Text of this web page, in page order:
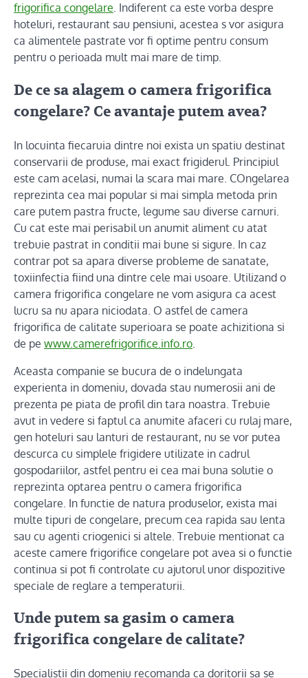
frigorifica congelare. Indiferent ca este vorba despre
hoteluri, restaurant sau pensiuni, acestea s vor asigura
ca alimentele pastrate vor fi optime pentru consum
pentru o perioada mult mai mare de timp.
De ce sa alagem o camera frigorifica
congelare? Ce avantaje putem avea?
In locuinta fiecaruia dintre noi exista un spatiu destinat
conservarii de produse, mai exact frigiderul. Principiul
este cam acelasi, numai la scara mai mare. COngelarea
reprezinta cea mai popular si mai simpla metoda prin
care putem pastra fructe, legume sau diverse carnuri.
Cu cat este mai perisabil un anumit aliment cu atat
trebuie pastrat in conditii mai bune si sigure. In caz
contrar pot sa apara diverse probleme de sanatate,
toxiinfectia fiind una dintre cele mai usoare. Utilizand o
camera frigorifica congelare ne vom asigura ca acest
lucru sa nu apara niciodata. O astfel de camera
frigorifica de calitate superioara se poate achizitiona si
de pe www.camerefrigorifice.info.ro
Aceasta companie se bucura de o indelungata
experienta in domeniu, dovada stau numerosii ani de
prezenta pe piata de profil din tara noastra. Trebuie
avut in vedere si faptul ca anumite afaceri cu rulaj mare,
gen hoteluri sau lanturi de restaurant, nu se vor putea
descurca cu simplele frigidere utilizate in cadrul
gospodariilor, astfel pentru ei cea mai buna solutie o
reprezinta optarea pentru o camera frigorifica
congelare. In functie de natura produselor, exista mai
multe tipuri de congelare, precum cea rapida sau lenta
sau cu agenti criogenici si altele. Trebuie mentionat ca
aceste camere frigorifice congelare pot avea si o functie
continua si pot fi controlate cu ajutorul unor dispozitive
speciale de reglare a temperaturii.
Unde putem sa gasim o camera
frigorifica congelare de calitate?
Specialistii din domeniu recomanda ca doritorii sa se